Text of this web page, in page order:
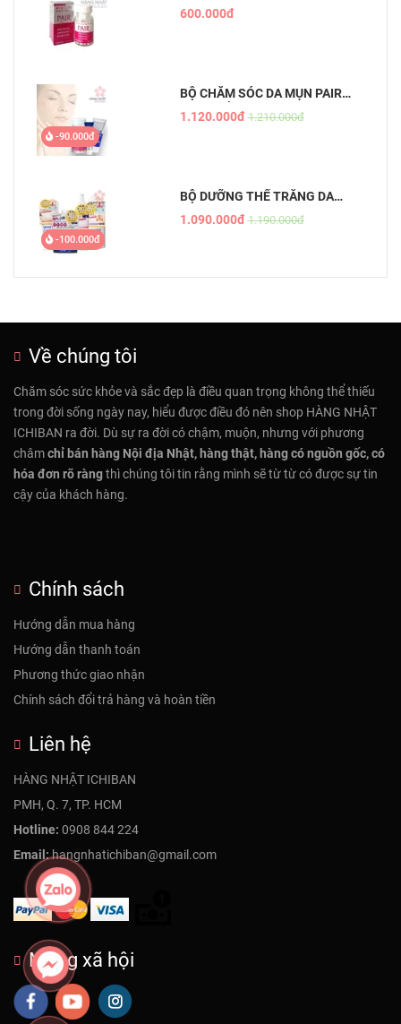
600.000đ
-90.000đ
BỘ CHĂM SÓC DA MỤN PAIR
NHẬT BẢN
1.120.000đ 1.210.000đ
-100.000đ
BỘ DƯỠNG THỂ TRẮNG DA
WHITE CONC
1.090.000đ 1.190.000đ
Về chúng tôi
Chăm sóc sức khỏe và sắc đẹp là điều quan trọng không thể thiếu
trong đời sống ngày nay, hiểu được điều đó nên shop HÀNG NHẬT
ICHIBAN ra đời. Dù sự ra đời có chậm, muộn, nhưng với phương
châmchỉ bán hàng Nội địa Nhật, hàng thật, hàng có nguồn gốc, có
hóa đơn rõ ràngthì chúng tôi tin rằng mình sẽ từ từ có được sự tin
cậy của khách hàng.
Chính sách
Hướng dẫn mua hàng
Hướng dẫn thanh toán
Phương thức giao nhận
Chính sách đổi trả hàng và hoàn tiền
Liên hệ
HÀNG NHẬT ICHIBAN
PMH, Q. 7, TP. HCM
Hotline: 0908 844 224
Email:hangnhatichiban@gmail.com
Mạng xã hội